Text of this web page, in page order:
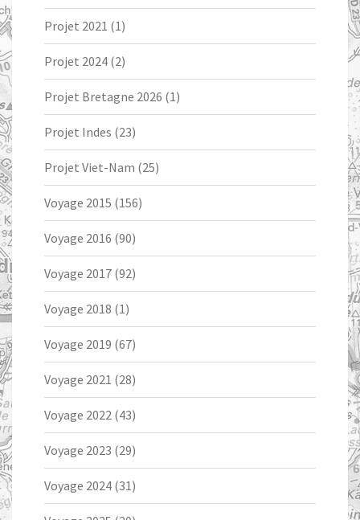
Projet 2021 (1)
Projet 2024 (2)
Projet Bretagne 2026 (1)
Projet Indes (23)
Projet Viet-Nam (25)
Voyage 2015 (156)
Voyage 2016 (90)
Voyage 2017 (92)
Voyage 2018 (1)
Voyage 2019 (67)
Voyage 2021 (28)
Voyage 2022 (43)
Voyage 2023 (29)
Voyage 2024 (31)